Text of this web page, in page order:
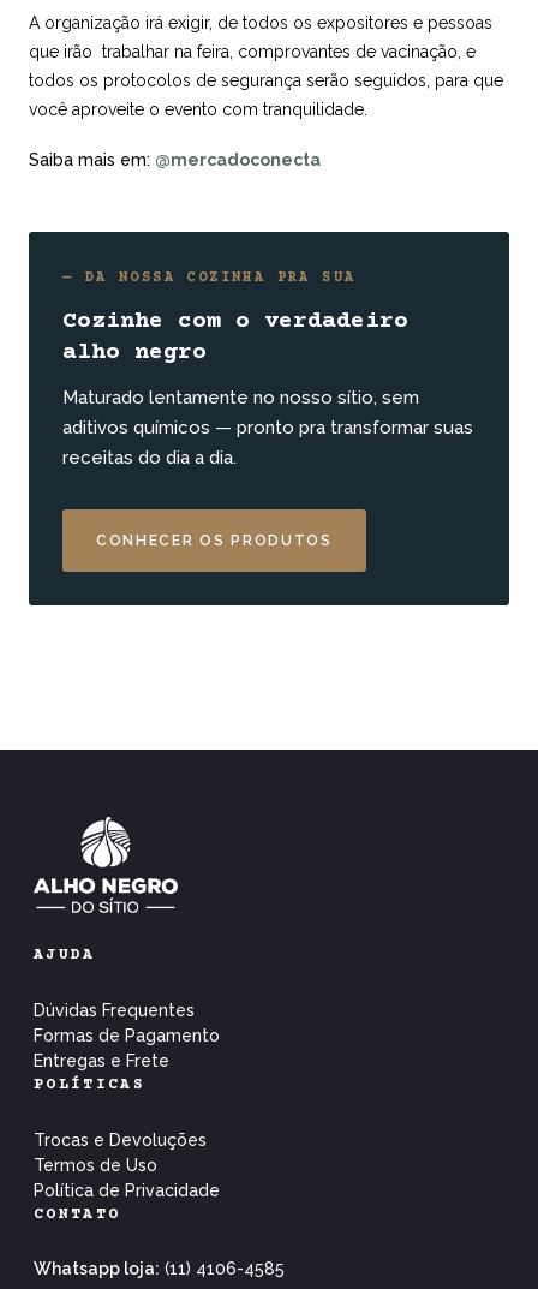
A organização irá exigir, de todos os expositores e pessoas
que irão trabalhar na feira, comprovantes de vacinação, e
todos os protocolos de segurança serão seguidos, para que
você aproveite o evento com tranquilidade.
Saiba mais em: @mercadoconecta
— DA NOSSA COZINHA PRA SUA
Cozinhe com o verdadeiro
alho negro
Maturado lentamente no nosso sítio, sem
aditivos químicos — pronto pra transformar suas
receitas do dia a dia.
CONHECER OS PRODUTOS
AJUDA
Dúvidas Frequentes
Formas de Pagamento
Entregas e Frete
POLÍTICAS
Trocas e Devoluções
Termos de Uso
Política de Privacidade
CONTATO
Whatsapp loja: (11) 4106-4585